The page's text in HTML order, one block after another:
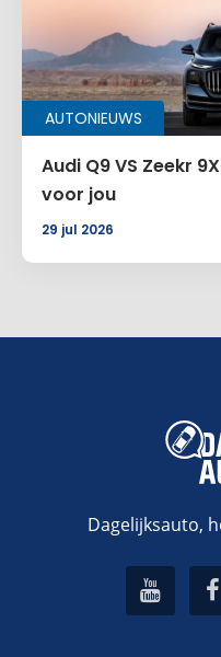
AUTONIEUWS
Audi Q9 VS Zeekr
voor jou
29 jul 2026
Dagelijksauto,